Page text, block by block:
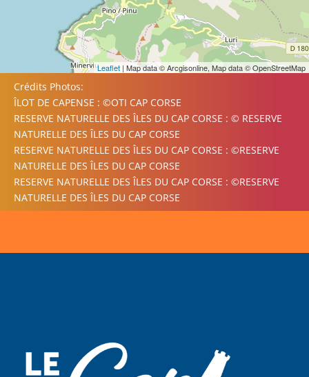
Leaflet | Map data © Arcgisonline, Map data © OpenStreetMap
Crédits Photos:
ÎLOT DE CAPENSE : ©OTI CAP CORSE
RESERVE NATURELLE DES ÎLES DU CAP CORSE : © RESERVE
NATURELLE DES ÎLES DU CAP CORSE
RESERVE NATURELLE DES ÎLES DU CAP CORSE : ©RESERVE
NATURELLE DES ÎLES DU CAP CORSE
RESERVE NATURELLE DES ÎLES DU CAP CORSE : ©RESERVE
NATURELLE DES ÎLES DU CAP CORSE